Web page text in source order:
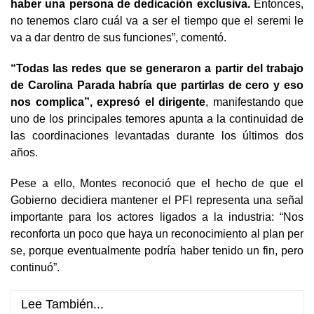
haber una persona de dedicación exclusiva.Entonces,
no tenemos claro cuál va a ser el tiempo que el seremi le
va a dar dentro de sus funciones”, comentó.
“Todas las redes que se generaron a partir del trabajo
de Carolina Parada habría que partirlas de cero y eso
nos complica”, expresó el dirigente, manifestando que
uno de los principales temores apunta a la continuidad de
las coordinaciones levantadas durante los últimos dos
años.
Pese a ello, Montes reconoció que el hecho de que el
Gobierno decidiera mantener el PFI representa una señal
importante para los actores ligados a la industria: “Nos
reconforta un poco que haya un reconocimiento al plan per
se, porque eventualmente podría haber tenido un fin, pero
continuó”.
Lee También...